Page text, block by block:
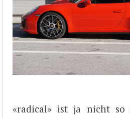
«radical» ist ja nicht so